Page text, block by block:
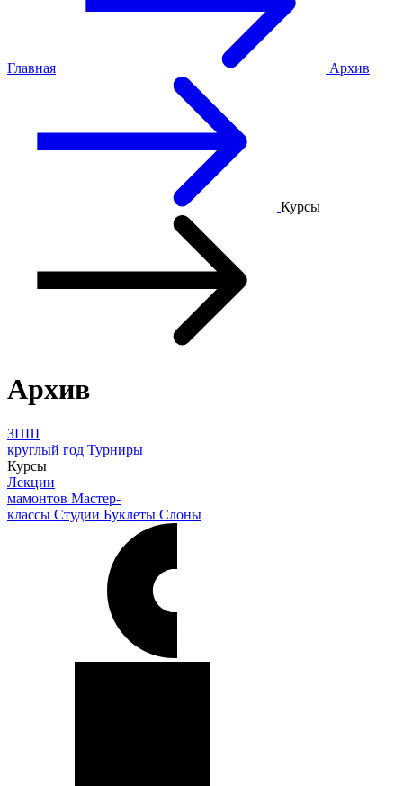
Главная Архив
Курсы
Архив
ЗПШ
круглый год Турниры
Курсы
Лекции
мамонтов Мастер-
классы Студии Буклеты Слоны